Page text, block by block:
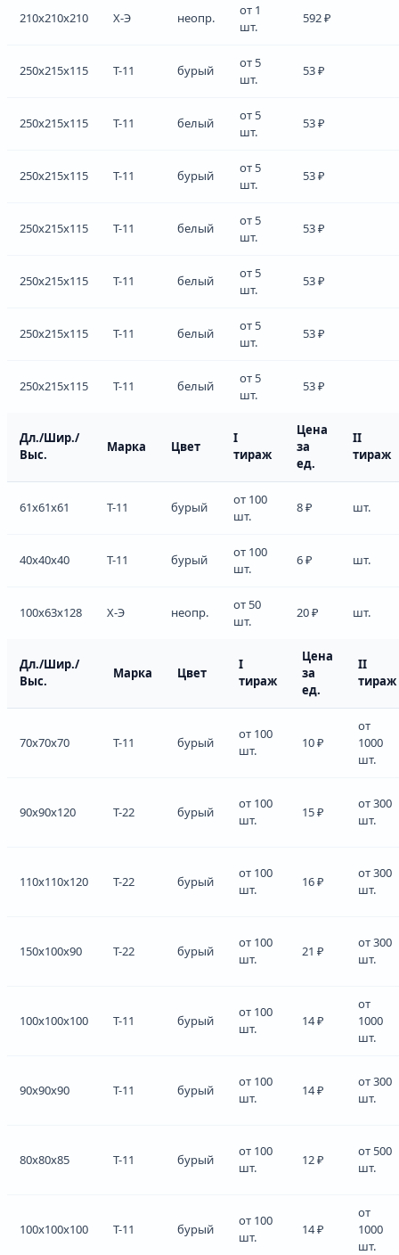
210x210x210 Х-Э неопр.
от 1
шт.
592 ₽
250x215x115 Т-11 бурый
от 5
шт.
53 ₽
250x215x115 Т-11 белый
от 5
шт.
53 ₽
250x215x115 Т-11 бурый
от 5
шт.
53 ₽
250x215x115 Т-11 белый
от 5
шт.
53 ₽
250x215x115 Т-11 белый
от 5
шт.
53 ₽
250x215x115 Т-11 белый
от 5
шт.
53 ₽
250x215x115 Т-11 белый
от 5
шт.
53 ₽
Дл./Шир./
Выс.
Марка Цвет
I
тираж
Цена
за
ед.
II
тираж
61x61x61 Т-11 бурый
от 100
шт.
8 ₽ шт.
40x40x40 Т-11 бурый
от 100
шт.
6 ₽ шт.
100x63x128 Х-Э неопр.
от 50
шт.
20 ₽ шт.
Дл./Шир./
Выс.
Марка Цвет
I
тираж
Цена
за
ед.
II
тираж
70x70x70 Т-11 бурый
от 100
шт.
10 ₽
от
1000
шт.
90x90x120 Т-22 бурый
от 100
шт.
15 ₽
от 300
шт.
110x110x120 Т-22 бурый
от 100
шт.
16 ₽
от 300
шт.
150x100x90 Т-22 бурый
от 100
шт.
21 ₽
от 300
шт.
100x100x100 Т-11 бурый
от 100
шт.
14 ₽
от
1000
шт.
90x90x90 Т-11 бурый
от 100
шт.
14 ₽
от 300
шт.
80x80x85 Т-11 бурый
от 100
шт.
12 ₽
от 500
шт.
100x100x100 Т-11 бурый
от 100
шт.
14 ₽
от
1000
шт.